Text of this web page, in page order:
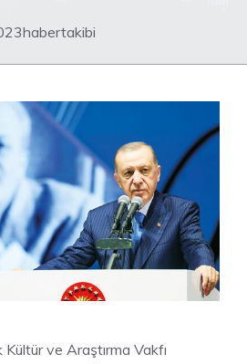
habertakibi
Kültür ve Araştırma Vakfı